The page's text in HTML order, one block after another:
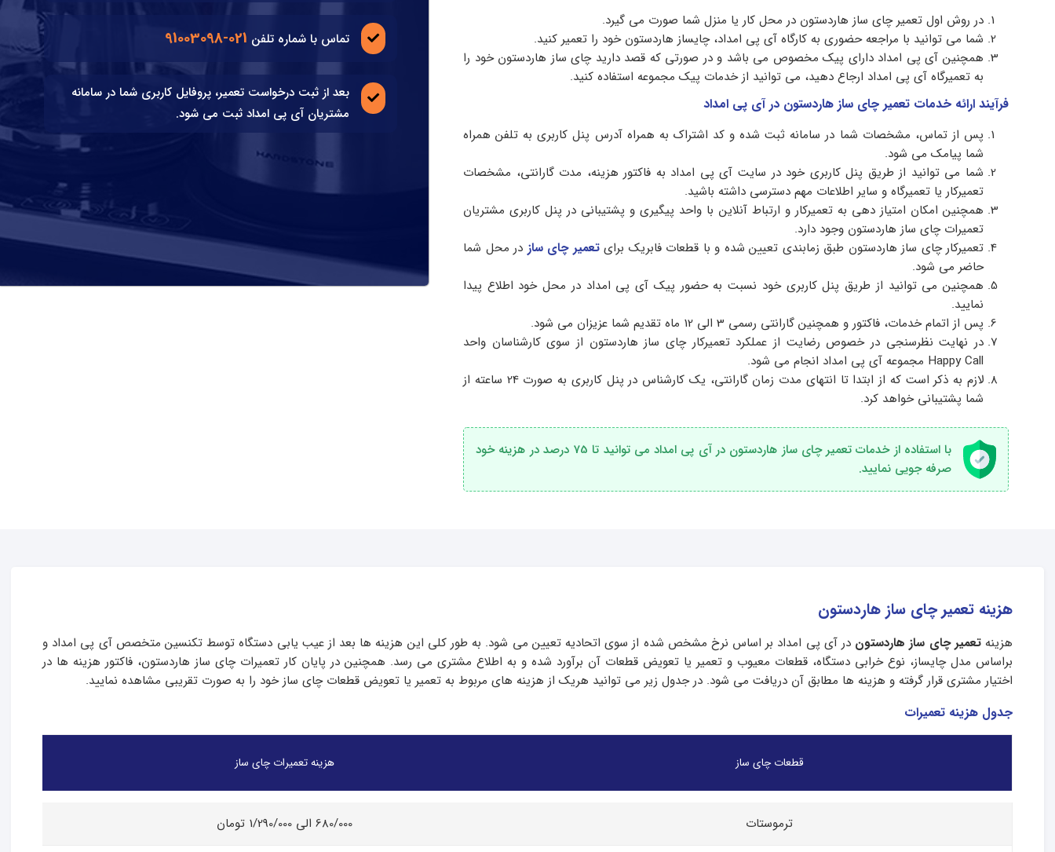
در روش اول تعمیر چای ساز هاردستون در محل کار یا منزل شما صورت می گیرد.
شما می توانید با مراجعه حضوری به کارگاه آی پی امداد، چایساز هاردستون خود را تعمیر کنید.
همچنین آی پی امداد دارای پیک مخصوص می باشد و در صورتی که قصد دارید چای ساز هاردستون خود را
به تعمیرگاه آی پی امداد ارجاع دهید، می توانید از خدمات پیک مجموعه استفاده کنید.
فرآیند ارائه خدمات تعمیر چای ساز هاردستون در آی پی امداد
پس از تماس، مشخصات شما در سامانه ثبت شده و کد اشتراک به همراه آدرس پنل کاربری به تلفن همراه
شما پیامک می شود.
شما می توانید از طریق پنل کاربری خود در سایت آی پی امداد به فاکتور هزینه، مدت گارانتی، مشخصات
تعمیرکار یا تعمیرگاه و سایر اطلاعات مهم دسترسی داشته باشید.
همچنین امکان امتیاز دهی به تعمیرکار و ارتباط آنلاین با واحد پیگیری و پشتیبانی در پنل کاربری مشتریان
تعمیرات چای ساز هاردستون وجود دارد.
تعمیرکار چای ساز هاردستون طبق زمابندی تعیین شده و با قطعات فابریک برایتعمیر چای ساز در محل شما
حاضر می شود.
همچنین می توانید از طریق پنل کاربری خود نسبت به حضور پیک آی پی امداد در محل خود اطلاع پیدا
نمایید.
پس از اتمام خدمات، فاکتور و همچنین گارانتی رسمی 3 الی 12 ماه تقدیم شما عزیزان می شود.
در نهایت نظرسنجی در خصوص رضایت از عملکرد تعمیرکار چای ساز هاردستون از سوی کارشناسان واحد
Happy Call مجموعه آی پی امداد انجام می شود.
لازم به ذکر است که از ابتدا تا انتهای مدت زمان گارانتی، یک کارشناس در پنل کاربری به صورت 24 ساعته از
شما پشتیبانی خواهد کرد.
با استفاده از خدمات تعمیر چای ساز هاردستون در آی پی امداد می توانید تا 75 درصد در هزینه خود
صرفه جویی نمایید.
تماس با شماره تلفن 021-91003098
بعد از ثبت درخواست تعمیر، پروفایل کاربری شما در سامانه
مشتریان آی پی امداد ثبت می شود.
هزینه تعمیر چای ساز هاردستون
هزینهتعمیر چای ساز هاردستون در آی پی امداد بر اساس نرخ مشخص شده از سوی اتحادیه تعیین می شود. به طور کلی این هزینه ها بعد از عیب یابی دستگاه توسط تکنسین متخصص آی پی امداد و
براساس مدل چایساز، نوع خرابی دستگاه، قطعات معیوب و تعمیر یا تعویض قطعات آن برآورد شده و به اطلاع مشتری می رسد. همچنین در پایان کار تعمیرات چای ساز هاردستون، فاکتور هزینه ها در
اختیار مشتری قرار گرفته و هزینه ها مطابق آن دریافت می شود. در جدول زیر می توانید هریک از هزینه های مربوط به تعمیر یا تعویض قطعات چای ساز خود را به صورت تقریبی مشاهده نمایید.
جدول هزینه تعمیرات
قطعات چای ساز هزینه تعمیرات چای ساز
ترموستات 680/000 الی 1/290/000 تومان